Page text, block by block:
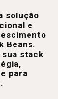
solução
e
Beans.
stack
para